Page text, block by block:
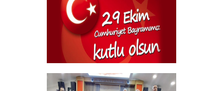
+
29 Ekim Cumhuriyet Bayramı